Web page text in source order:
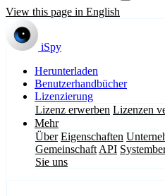
View this page in English
iSpy
Herunterladen
Benutzerhandbücher
Lizenzierung
Lizenz erwerben Lizenzen
Mehr
Über Eigenschaften
Gemeinschaft API
Sie uns